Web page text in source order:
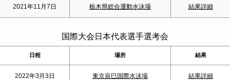
2021年11月7日 栃木県総合運動水泳場 結果詳細
国際大会日本代表選手選考会
日程 場所 結果
2022年3月3日 東京辰巳国際水泳場 結果詳細